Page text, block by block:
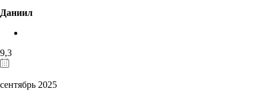
Даниил
9,3
сентябрь 2025